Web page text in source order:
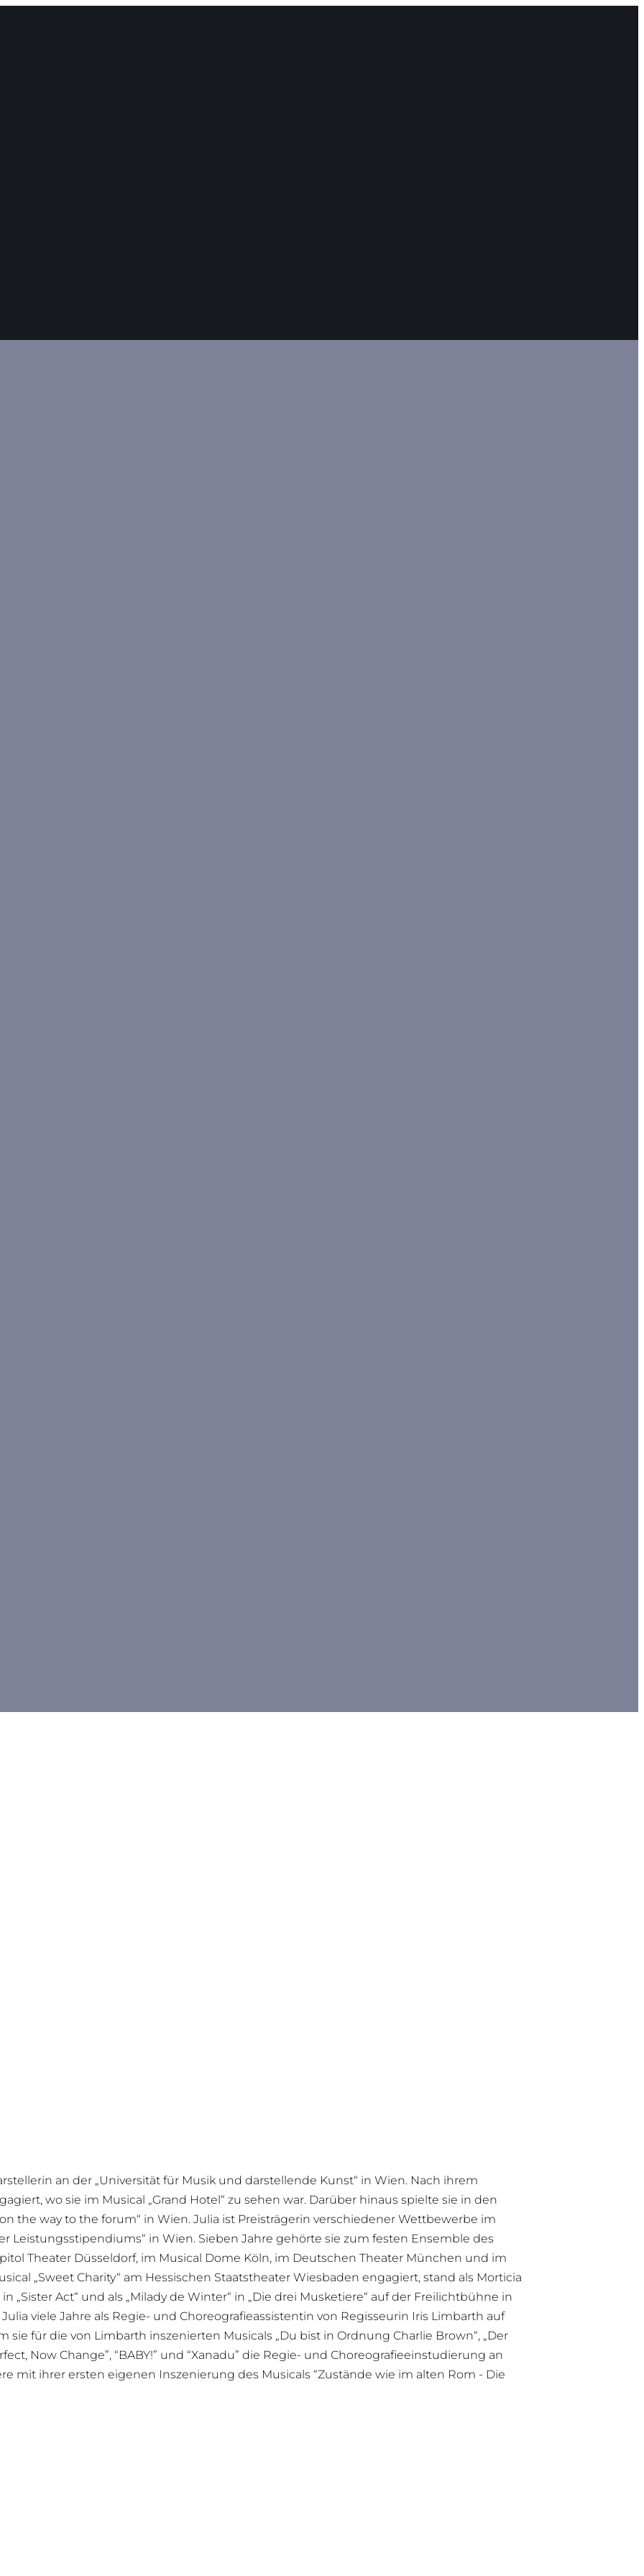
an der „Universität für Musik und darstellende Kunst“ in Wien. Nach ihrem
wo sie im Musical „Grand Hotel“ zu sehen war. Darüber hinaus spielte sie in den
the way to the forum“ in Wien. Julia ist Preisträgerin verschiedener Wettbewerbe im
Leistungsstipendiums“ in Wien. Sieben Jahre gehörte sie zum festen Ensemble des
Theater Düsseldorf, im Musical Dome Köln, im Deutschen Theater München und im
„Sweet Charity“ am Hessischen Staatstheater Wiesbaden engagiert, stand als Morticia
„Sister Act“ und als „Milady de Winter“ in „Die drei Musketiere“ auf der Freilichtbühne in
viele Jahre als Regie- und Choreografieassistentin von Regisseurin Iris Limbarth auf
für die von Limbarth inszenierten Musicals „Du bist in Ordnung Charlie Brown“, „Der
Now Change”, “BABY!” und “Xanadu” die Regie- und Choreografieeinstudierung an
mit ihrer ersten eigenen Inszenierung des Musicals “Zustände wie im alten Rom - Die